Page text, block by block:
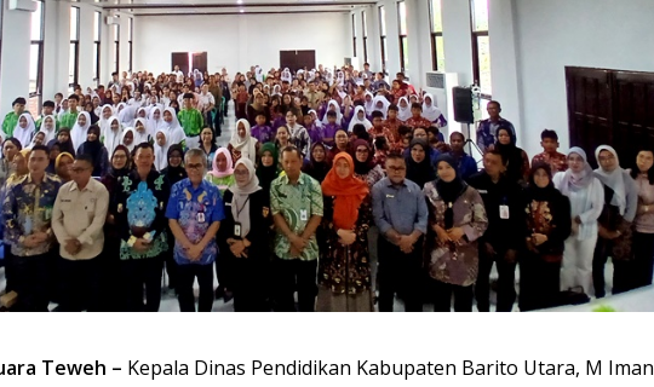
Teweh – Kepala Dinas Pendidikan Kabupaten Barito Utara, M Iman